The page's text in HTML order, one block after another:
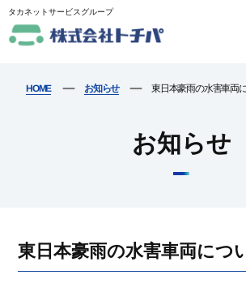
タカネットサービスグループ
HOME ー お知らせ ー 東日本豪雨の水害車両
お知らせ
東日本豪雨の水害車両につ